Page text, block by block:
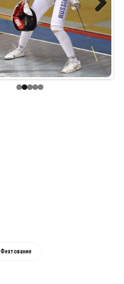
Next
Фехтование